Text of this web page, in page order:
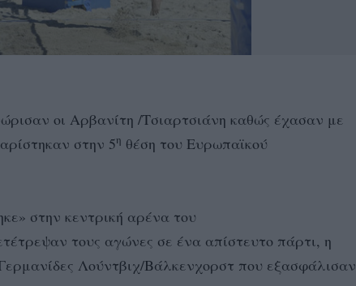
οι Αρβανίτη /Τσιαρτσιάνη καθώς έχασαν με
στην 5η θέση του Ευρωπαϊκού
στην κεντρική αρένα του
τους αγώνες σε ένα απίστευτο πάρτι, η
Λούντβιχ/Βάλκενχορστ που εξασφάλισαν